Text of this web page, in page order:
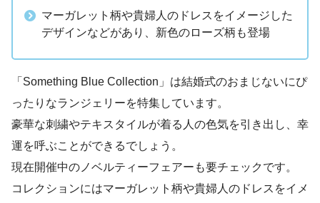
マーガレット柄や貴婦人のドレスをイメージした
デザインなどがあり、新色のローズ柄も登場
「Something Blue Collection」は結婚式のおまじないにぴ
ったりなランジェリーを特集しています。
豪華な刺繍やテキスタイルが着る人の色気を引き出し、幸
運を呼ぶことができるでしょう。
現在開催中のノベルティーフェアーも要チェックです。
コレクションにはマーガレット柄や貴婦人のドレスをイメ